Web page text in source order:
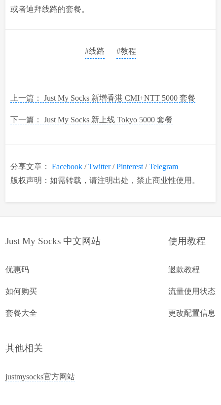
或者迪拜线路的套餐。
#线路 #教程
上一篇： Just My Socks 新增香港 CMI+NTT 5000 套餐
下一篇： Just My Socks 新上线 Tokyo 5000 套餐
分享文章：Facebook /Twitter/Pinterest /Telegram
版权声明：如需转载，请注明出处，禁止商业性使用。
Just My Socks 中文网站
优惠码
如何购买
套餐大全
使用教程
退款教程
流量使用状态
更改配置信息
其他相关
justmysocks官方网站